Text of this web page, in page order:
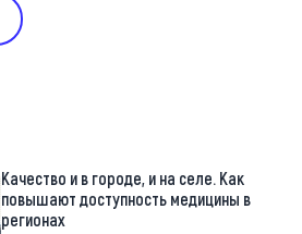
Качество и в городе, и на селе. Как
повышают доступность медицины в
регионах